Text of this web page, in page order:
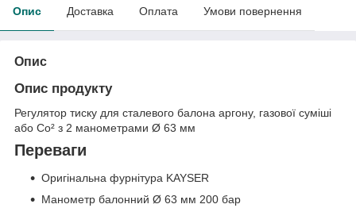
Опис Доставка Оплата Умови повернення
Опис
Опис продукту
Регулятор тиску для сталевого балона аргону, газової суміші
або Co² з 2 манометрами Ø 63 мм
Переваги
Оригінальна фурнітура KAYSER
Манометр балонний Ø 63 мм 200 бар